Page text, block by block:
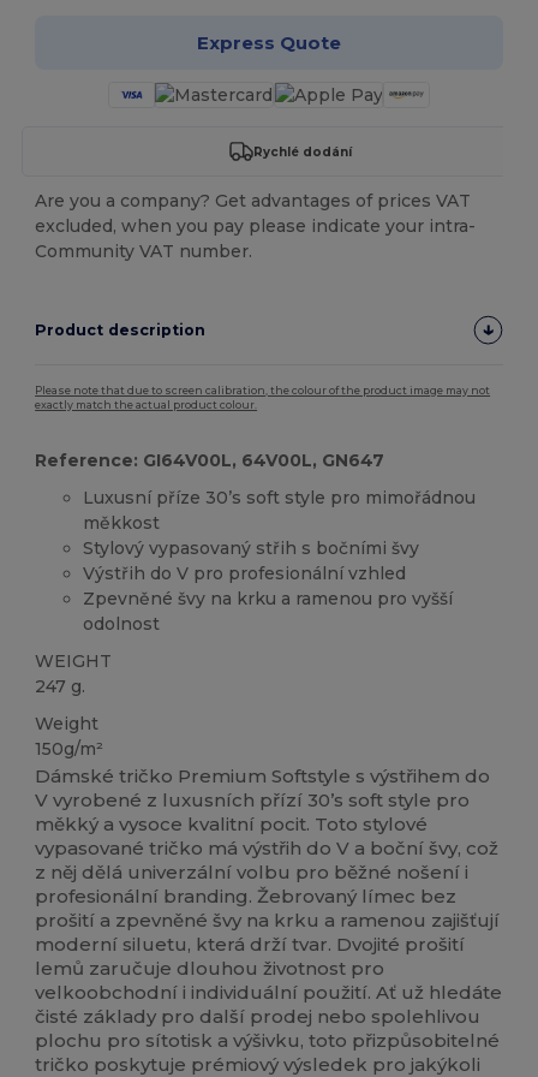
Express Quote
Rychlé dodání
Are you a company? Get advantages of prices VAT
excluded, when you pay please indicate your intra-
Community VAT number.
Product description
Please note that due to screen calibration, the colour of the product image may not
exactly match the actual product colour.
Reference: GI64V00L, 64V00L, GN647
Luxusní příze 30’s soft style pro mimořádnou
měkkost
Stylový vypasovaný střih s bočními švy
Výstřih do V pro profesionální vzhled
Zpevněné švy na krku a ramenou pro vyšší
odolnost
WEIGHT
247 g.
Weight
150g/m²
Dámské tričko Premium Softstyle s výstřihem do
V vyrobené z luxusních přízí 30’s soft style pro
měkký a vysoce kvalitní pocit. Toto stylové
vypasované tričko má výstřih do V a boční švy, což
z něj dělá univerzální volbu pro běžné nošení i
profesionální branding. Žebrovaný límec bez
prošití a zpevněné švy na krku a ramenou zajišťují
moderní siluetu, která drží tvar. Dvojité prošití
lemů zaručuje dlouhou životnost pro
velkoobchodní i individuální použití. Ať už hledáte
čisté základy pro další prodej nebo spolehlivou
plochu pro sítotisk a výšivku, toto přizpůsobitelné
tričko poskytuje prémiový výsledek pro jakýkoli